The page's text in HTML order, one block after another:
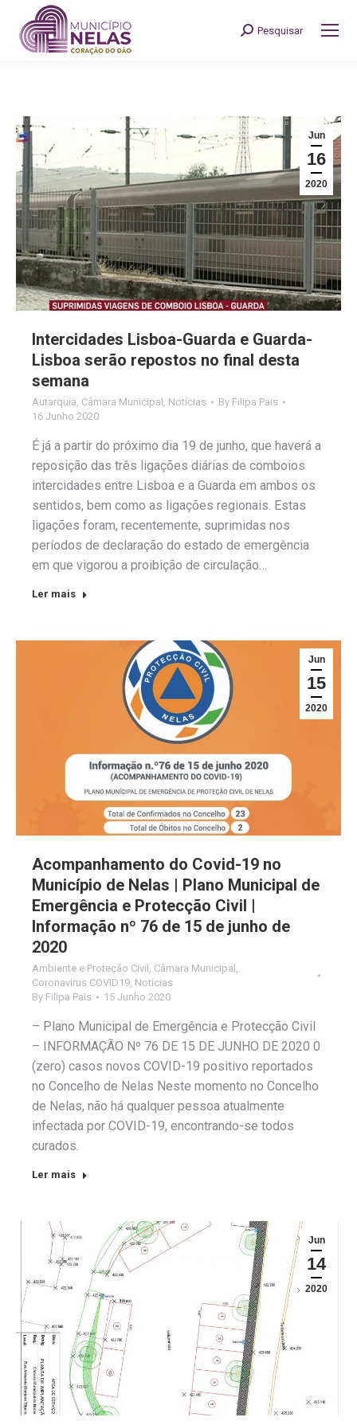
Search:
Pesquisar
Jun
16
2020
Intercidades Lisboa-Guarda e Guarda-
Lisboa serão repostos no final desta
semana
Autarquia, Câmara Municipal , Notícias By Filipa Pais
16 Junho 2020
É já a partir do próximo dia 19 de junho, que haverá a
reposição das três ligações diárias de comboios
intercidades entre Lisboa e a Guarda em ambos os
sentidos, bem como as ligações regionais. Estas
ligações foram, recentemente, suprimidas nos
períodos de declaração do estado de emergência
em que vigorou a proibição de circulação…
Ler mais
Jun
15
2020
Acompanhamento do Covid-19 no
Município de Nelas | Plano Municipal de
Emergência e Protecção Civil |
Informação nº 76 de 15 de junho de
2020
Ambiente e Proteção Civil Câmara Municipal
Coronavirus COVID19 Notícias
By Filipa Pais 15 Junho 2020
– Plano Municipal de Emergência e Protecção Civil
– INFORMAÇÃO Nº 76 DE 15 DE JUNHO DE 2020 0
(zero) casos novos COVID-19 positivo reportados
no Concelho de Nelas Neste momento no Concelho
de Nelas, não há qualquer pessoa atualmente
infectada por COVID-19, encontrando-se todos
curados.
Ler mais
Jun
14
2020